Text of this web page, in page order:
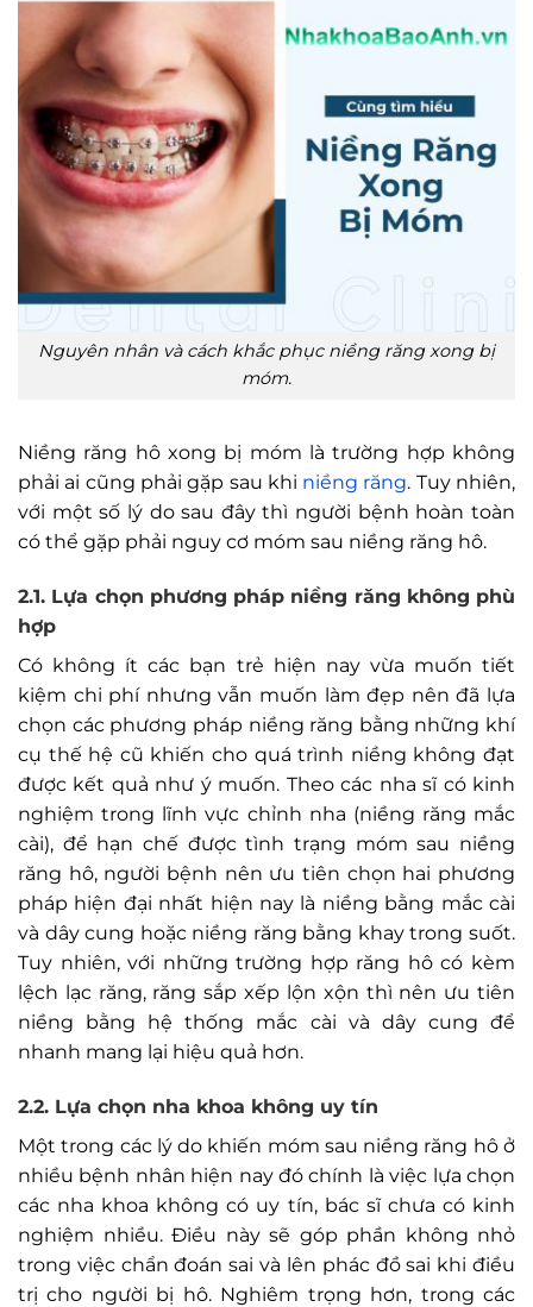
Nguyên nhân và cách khắc phục niềng răng xong bị
móm.
Niềng răng hô xong bị móm là trường hợp không
phải ai cũng phải gặp sau khi niềng răng. Tuy nhiên,
với một số lý do sau đây thì người bệnh hoàn toàn
có thể gặp phải nguy cơ móm sau niềng răng hô.
2.1. Lựa chọn phương pháp niềng răng không phù
hợp
Có không ít các bạn trẻ hiện nay vừa muốn tiết
kiệm chi phí nhưng vẫn muốn làm đẹp nên đã lựa
chọn các phương pháp niềng răng bằng những khí
cụ thế hệ cũ khiến cho quá trình niềng không đạt
được kết quả như ý muốn. Theo các nha sĩ có kinh
nghiệm trong lĩnh vực chỉnh nha (niềng răng mắc
cài), để hạn chế được tình trạng móm sau niềng
răng hô, người bệnh nên ưu tiên chọn hai phương
pháp hiện đại nhất hiện nay là niềng bằng mắc cài
và dây cung hoặc niềng răng bằng khay trong suốt.
Tuy nhiên, với những trường hợp răng hô có kèm
lệch lạc răng, răng sắp xếp lộn xộn thì nên ưu tiên
niềng bằng hệ thống mắc cài và dây cung để
nhanh mang lại hiệu quả hơn.
2.2. Lựa chọn nha khoa không uy tín
Một trong các lý do khiến móm sau niềng răng hô ở
nhiều bệnh nhân hiện nay đó chính là việc lựa chọn
các nha khoa không có uy tín, bác sĩ chưa có kinh
nghiệm nhiều. Điều này sẽ góp phần không nhỏ
trong việc chẩn đoán sai và lên phác đồ sai khi điều
trị cho người bị hô. Nghiêm trọng hơn, trong các